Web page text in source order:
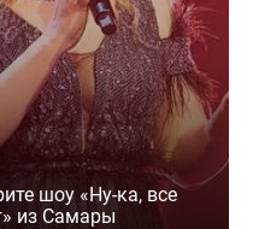
шоу «Ну-ка, все
из Самары